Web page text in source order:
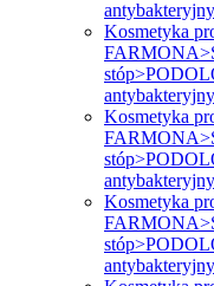
Kosmetyka
Kosmetyka
Kosmetyka